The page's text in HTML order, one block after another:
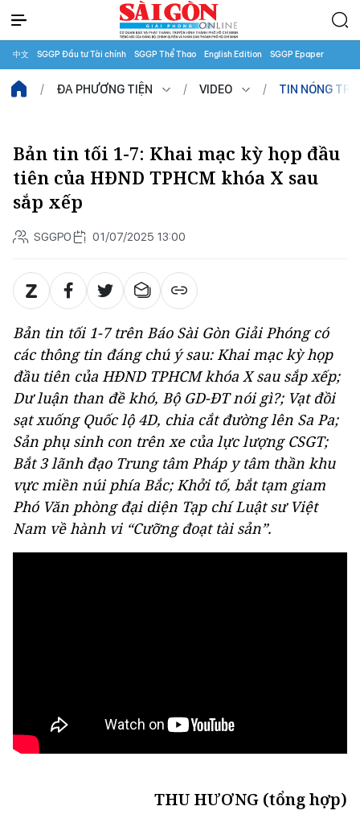
中文 SGGP Đầu tư Tài chính SGGP Thể Thao English Edition SGGP Epaper
ĐA PHƯƠNG TIỆN VIDEO TIN NÓNG
Bản tin tối 1-7: Khai mạc kỳ họp đầu
tiên của HĐND TPHCM khóa X sau
sắp xếp
SGGPO 01/07/2025 13:00
Bản tin tối 1-7 trên Báo Sài Gòn Giải Phóng có
các thông tin đáng chú ý sau: Khai mạc kỳ họp
đầu tiên của HĐND TPHCM khóa X sau sắp xếp;
Dư luận than đề khó, Bộ GD-ĐT nói gì?; Vạt đồi
sạt xuống Quốc lộ 4D, chia cắt đường lên Sa Pa;
Sản phụ sinh con trên xe của lực lượng CSGT;
Bắt 3 lãnh đạo Trung tâm Pháp y tâm thần khu
vực miền núi phía Bắc; Khởi tố, bắt tạm giam
Phó Văn phòng đại diện Tạp chí Luật sư Việt
Nam về hành vi “Cưỡng đoạt tài sản”.
THU HƯƠNG (tổng hợp)